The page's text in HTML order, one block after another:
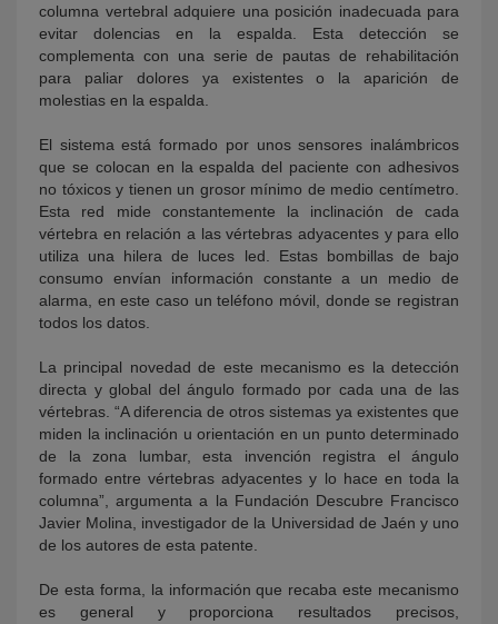
columna vertebral adquiere una posición inadecuada para
evitar dolencias en la espalda. Esta detección se
complementa con una serie de pautas de rehabilitación
para paliar dolores ya existentes o la aparición de
molestias en la espalda.
El sistema está formado por unos sensores inalámbricos
que se colocan en la espalda del paciente con adhesivos
no tóxicos y tienen un grosor mínimo de medio centímetro.
Esta red mide constantemente la inclinación de cada
vértebra en relación a las vértebras adyacentes y para ello
utiliza una hilera de luces led. Estas bombillas de bajo
consumo envían información constante a un medio de
alarma, en este caso un teléfono móvil, donde se registran
todos los datos.
La principal novedad de este mecanismo es la detección
directa y global del ángulo formado por cada una de las
vértebras. “A diferencia de otros sistemas ya existentes que
miden la inclinación u orientación en un punto determinado
de la zona lumbar, esta invención registra el ángulo
formado entre vértebras adyacentes y lo hace en toda la
columna”, argumenta a la Fundación Descubre Francisco
Javier Molina, investigador de la Universidad de Jaén y uno
de los autores de esta patente.
De esta forma, la información que recaba este mecanismo
es general y proporciona resultados precisos,